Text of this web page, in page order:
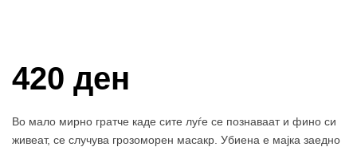
420 ден
Во мало мирно гратче каде сите луѓе се познаваат и фино си
живеат, се случува грозоморен масакр. Убиена е мајка заедно